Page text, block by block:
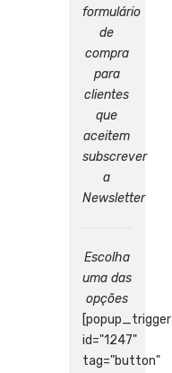
formulário
de
compra
para
clientes
que
aceitem
subscrever
a
Newsletter
Escolha
uma das
opções
[popup_trigger
id="1247"
tag="button"